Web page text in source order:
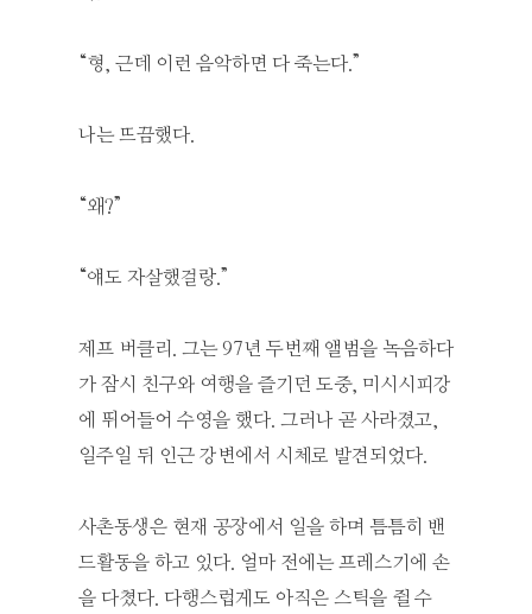
“형, 근데 이런 음악하면 다 죽는다.”
나는 뜨끔했다.
“왜?”
“얘도 자살했걸랑.”
제프 버클리. 그는 97년 두번째 앨범을 녹음하다
가 잠시 친구와 여행을 즐기던 도중, 미시시피강
에 뛰어들어 수영을 했다. 그러나 곧 사라졌고,
일주일 뒤 인근 강변에서 시체로 발견되었다.
사촌동생은 현재 공장에서 일을 하며 틈틈히 밴
드활동을 하고 있다. 얼마 전에는 프레스기에 손
을 다쳤다. 다행스럽게도 아직은 스틱을 쥘 수